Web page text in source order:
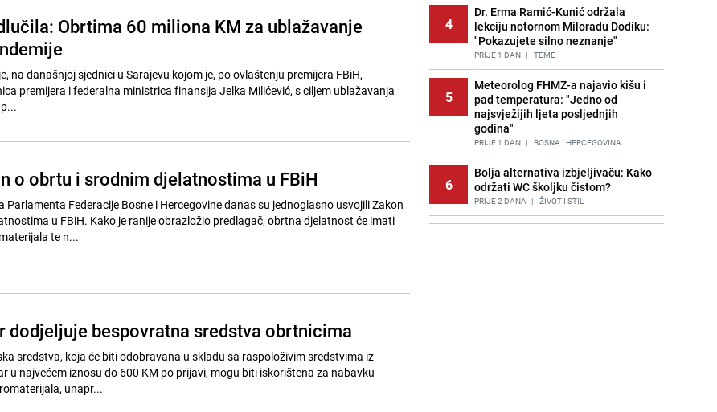
Obrtima 60 miliona KM za ublažavanje
na današnjoj sjednici u Sarajevu kojom je, po ovlaštenju premijera FBiH,
premijera i federalna ministrica finansija Jelka Milićević, s ciljem ublažavanja
o obrtu i srodnim djelatnostima u FBiH
Parlamenta Federacije Bosne i Hercegovine danas su jednoglasno usvojili Zakon
u FBiH. Kako je ranije obrazložio predlagač, obrtna djelatnost će imati
te n...
dodjeljuje bespovratna sredstva obrtnicima
sredstva, koja će biti odobravana u skladu sa raspoloživim sredstvima iz
u najvećem iznosu do 600 KM po prijavi, mogu biti iskorištena za nabavku
unapr...
4
Dr. Erma Ramić-Kunić održala
lekciju notornom Miloradu Dodiku:
"Pokazujete silno neznanje"
PRIJE 1 DAN | TEME
5
Meteorolog FHMZ-a najavio kišu i
pad temperatura: "Jedno od
najsvježijih ljeta posljednjih
godina"
PRIJE 1 DAN | BOSNA I HERCEGOVINA
6
Bolja alternativa izbjeljivaču: Kako
održati WC školjku čistom?
PRIJE 2 DANA | ŽIVOT I STIL